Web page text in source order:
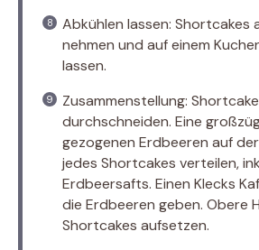
Abkühlen lassen: Shortcakes
nehmen und auf einem
lassen.
Zusammenstellung:
durchschneiden. Eine
gezogenen Erdbeeren auf
jedes Shortcakes verteilen,
Erdbeersafts. Einen Klecks
die Erdbeeren geben. Obere
Shortcakes aufsetzen.